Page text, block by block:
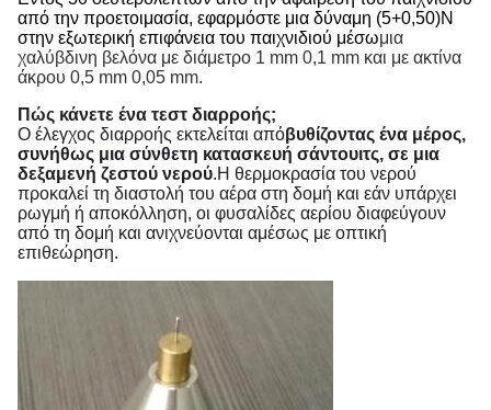
από την προετοιμασία, εφαρμόστε μια δύναμη (5+0,50)N
στην εξωτερική επιφάνεια του παιχνιδιού μέσωμια
χαλύβδινη βελόνα με διάμετρο 1 mm 0,1 mm και με ακτίνα
άκρου 0,5 mm 0,05 mm.
Πώς κάνετε ένα τεστ διαρροής;
Ο έλεγχος διαρροής εκτελείται απόβυθίζοντας ένα μέρος,
συνήθως μια σύνθετη κατασκευή σάντουιτς, σε μια
δεξαμενή ζεστού νερού.Η θερμοκρασία του νερού
προκαλεί τη διαστολή του αέρα στη δομή και εάν υπάρχει
ρωγμή ή αποκόλληση, οι φυσαλίδες αερίου διαφεύγουν
από τη δομή και ανιχνεύονται αμέσως με οπτική
επιθεώρηση.